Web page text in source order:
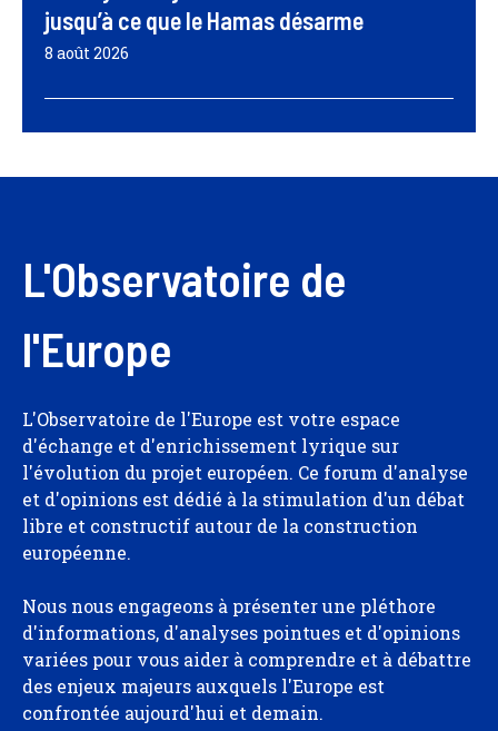
jusqu’à ce que le Hamas désarme
8 août 2026
L'Observatoire de
l'Europe
L'Observatoire de l'Europe est votre espace
d'échange et d'enrichissement lyrique sur
l'évolution du projet européen. Ce forum d'analyse
et d'opinions est dédié à la stimulation d'un débat
libre et constructif autour de la construction
européenne.
Nous nous engageons à présenter une pléthore
d'informations, d'analyses pointues et d'opinions
variées pour vous aider à comprendre et à débattre
des enjeux majeurs auxquels l'Europe est
confrontée aujourd'hui et demain.